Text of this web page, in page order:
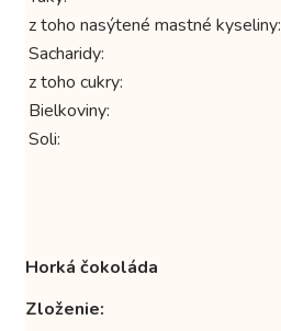
z toho nasýtené mastné kyseliny:
Sacharidy:
z toho cukry:
Bielkoviny:
Soli:
Horká čokoláda
Zloženie: